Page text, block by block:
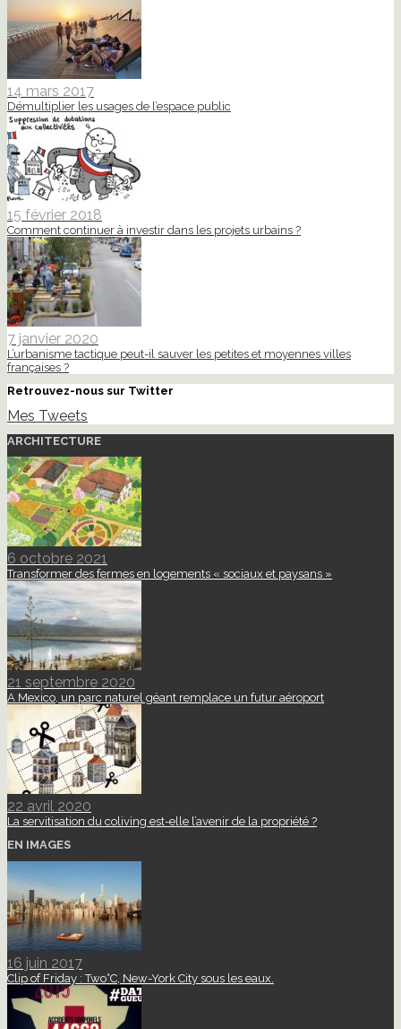
14 mars 2017
Démultiplier les usages de l’espace public
15 février 2018
Comment continuer à investir dans les projets urbains ?
7 janvier 2020
L’urbanisme tactique peut-il sauver les petites et moyennes villes
françaises ?
Retrouvez-nous sur Twitter
Mes Tweets
ARCHITECTURE
6 octobre 2021
Transformer des fermes en logements « sociaux et paysans »
21 septembre 2020
A Mexico, un parc naturel géant remplace un futur aéroport
22 avril 2020
La servitisation du coliving est-elle l’avenir de la propriété ?
EN IMAGES
16 juin 2017
Clip of Friday : Two°C, New-York City sous les eaux.